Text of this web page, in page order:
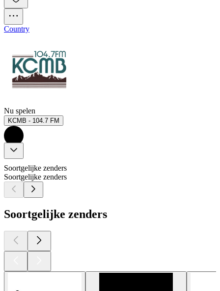
Country
Nu spelen
KCMB - 104.7 FM
Soortgelijke zenders
Soortgelijke zenders
Soortgelijke zenders